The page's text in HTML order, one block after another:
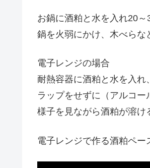
お鍋に酒粕と水を入れ20
鍋を火弱にかけ、木べら
電子レンジの場合
耐熱容器に酒粕と水を入
ラップをせずに（アルコー
様子を見ながら酒粕が溶
電子レンジで作る酒粕ペ